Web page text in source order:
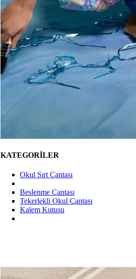
KATEGORİLER
Okul Sırt Çantası
Beslenme Çantası
Tekerlekli Okul Çantası
Kalem Kutusu